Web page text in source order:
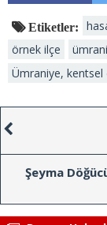
Etiketler:
örnek ilçe
Ümraniye,
Şeyma